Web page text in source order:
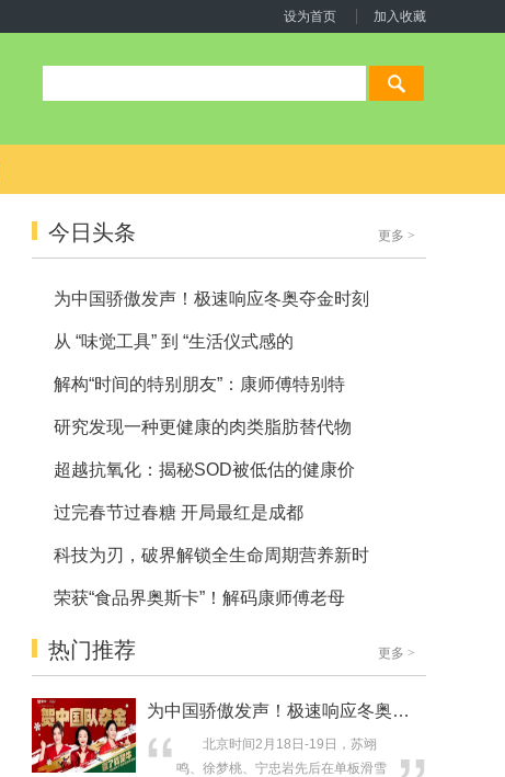
设为首页 加入收藏
今日头条 更多 >
为中国骄傲发声！极速响应冬奥夺金时刻
从 “味觉工具” 到 “生活仪式感的
解构“时间的特别朋友”：康师傅特别特
研究发现一种更健康的肉类脂肪替代物
超越抗氧化：揭秘SOD被低估的健康价
过完春节过春糖 开局最红是成都
科技为刃，破界解锁全生命周期营养新时
荣获“食品界奥斯卡”！解码康师傅老母
热门推荐 更多 >
为中国骄傲发声！极速响应冬奥夺金时刻
北京时间2月18日-19日，苏翊
鸣、徐梦桃、宁忠岩先后在单板滑雪